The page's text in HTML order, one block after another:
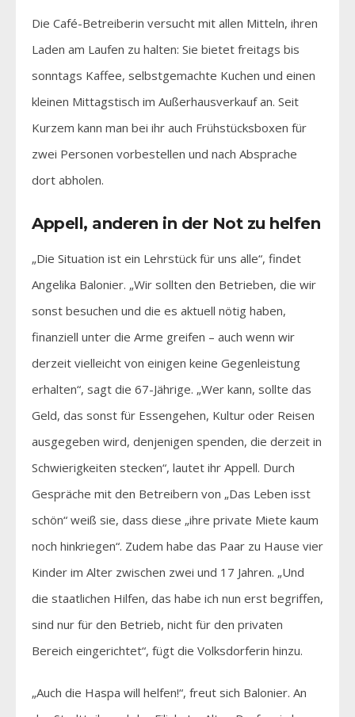
Die Café-Betreiberin versucht mit allen Mitteln, ihren
Laden am Laufen zu halten: Sie bietet freitags bis
sonntags Kaffee, selbstgemachte Kuchen und einen
kleinen Mittagstisch im Außerhausverkauf an. Seit
Kurzem kann man bei ihr auch Frühstücksboxen für
zwei Personen vorbestellen und nach Absprache
dort abholen.
Appell, anderen in der Not zu helfen
„Die Situation ist ein Lehrstück für uns alle“, findet
Angelika Balonier. „Wir sollten den Betrieben, die wir
sonst besuchen und die es aktuell nötig haben,
finanziell unter die Arme greifen – auch wenn wir
derzeit vielleicht von einigen keine Gegenleistung
erhalten“, sagt die 67-Jährige. „Wer kann, sollte das
Geld, das sonst für Essengehen, Kultur oder Reisen
ausgegeben wird, denjenigen spenden, die derzeit in
Schwierigkeiten stecken“, lautet ihr Appell. Durch
Gespräche mit den Betreibern von „Das Leben isst
schön“ weiß sie, dass diese „ihre private Miete kaum
noch hinkriegen“. Zudem habe das Paar zu Hause vier
Kinder im Alter zwischen zwei und 17 Jahren. „Und
die staatlichen Hilfen, das habe ich nun erst begriffen,
sind nur für den Betrieb, nicht für den privaten
Bereich eingerichtet“, fügt die Volksdorferin hinzu.
„Auch die Haspa will helfen!“, freut sich Balonier. An